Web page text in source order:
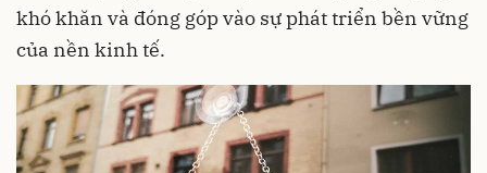
khó khăn và đóng góp vào sự phát triển bền vững
của nền kinh tế.